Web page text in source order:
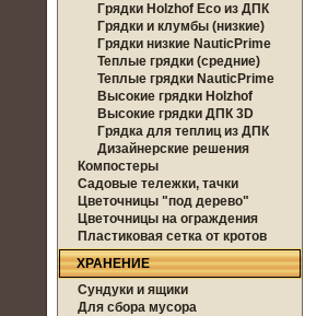
Грядки Holzhof Eco из ДПК
Грядки и клумбы (низкие)
Грядки низкие NauticPrime
Теплые грядки (средние)
Теплые грядки NauticPrime
Высокие грядки Holzhof
Высокие грядки ДПК 3D
Грядка для теплиц из ДПК
Дизайнерские решения
Компостеры
Садовые тележки, тачки
Цветочницы "под дерево"
Цветочницы на ограждения
Пластиковая сетка от кротов
ХРАНЕНИЕ
Сундуки и ящики
Для сбора мусора